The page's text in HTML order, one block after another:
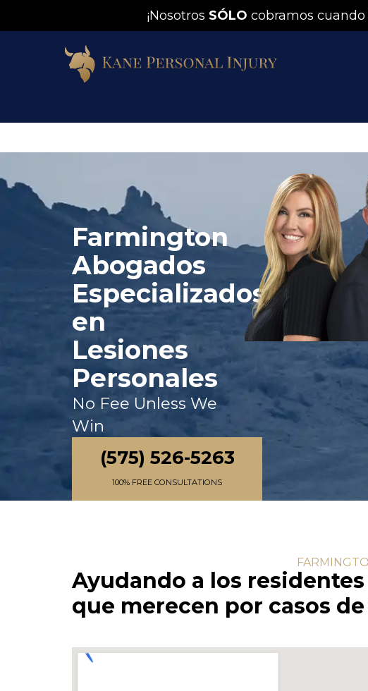
¡Nosotros SÓLO cobramos cuando
Farmington
Abogados
Especializados
en
Lesiones
Personales
No Fee Unless We
Win
(575) 526-5263
100% FREE CONSULTATIONS
Ayudando a los
que merecen por casos